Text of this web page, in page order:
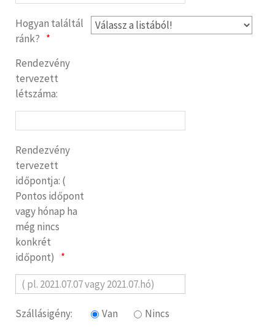
Hogyan találtál
ránk?
Rendezvény
tervezett
létszáma:
Rendezvény
tervezett
időpontja: (
Pontos időpont
vagy hónap ha
még nincs
konkrét
időpont)
Szállásigény: Van Nincs